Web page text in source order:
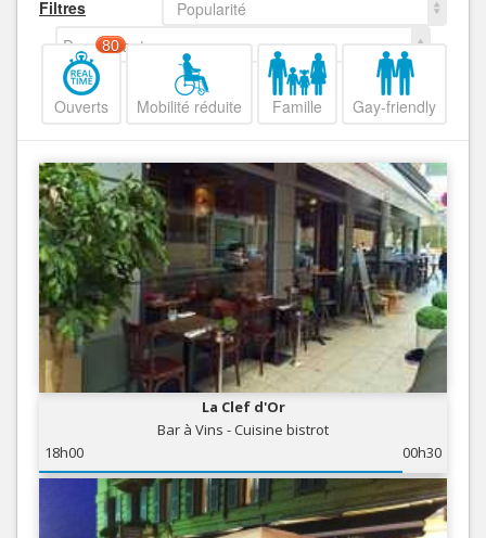
Filtres
Popularité
Decroissant
Ouverts
80
Mobilité réduite Famille Gay-friendly
La Clef d'Or
Bar à Vins - Cuisine bistrot
18h00
00h30